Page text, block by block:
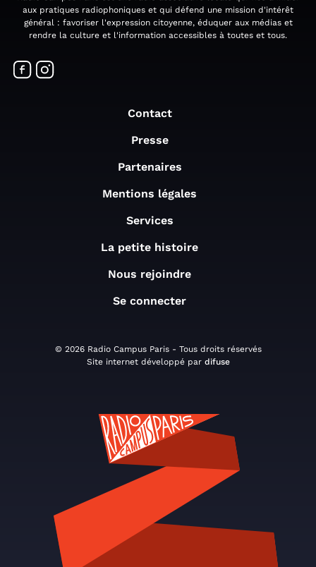
aux pratiques radiophoniques et qui défend une mission d'intérêt
général : favoriser l'expression citoyenne, éduquer aux médias et
rendre la culture et l'information accessibles à toutes et tous.
Contact
Presse
Partenaires
Mentions légales
Services
La petite histoire
Nous rejoindre
Se connecter
© 2026 Radio Campus Paris - Tous droits réservés
Site internet développé par difuse